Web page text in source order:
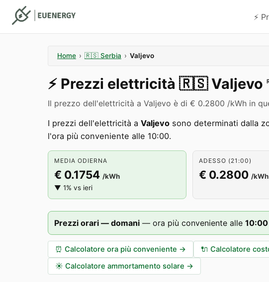
⚡️
Home › 🇷🇸 Serbia › Valjevo
⚡️ Prezzi elettricità 🇷🇸 Valjevo
Il prezzo dell'elettricità a Valjevo è di € 0.2800 /kWh in
I prezzi dell'elettricità a Valjevo sono determinati dalla
l'ora più conveniente alle 10:00.
MEDIA ODIERNA
€ 0.1754 /kWh
▼ 1% vs ieri
ADESSO (21:00)
€ 0.2800 /kWh
Prezzi orari — domani — ora più conveniente alle 10:00
⏰ Calcolatore ora più conveniente → 🔌 Calcolatore
☀️ Calcolatore ammortamento solare →